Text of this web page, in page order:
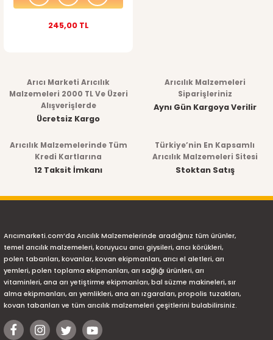
245,00 TL
Arıcı Marketi Arıcılık
Malzemeleri 2000 TL Ve Üzeri
Alışverişlerde
Ücretsiz Kargo
Arıcılık Malzemeleri
Siparişleriniz
Aynı Gün Kargoya Verilir
Arıcılık Malzemelerinde Tüm
Kredi Kartlarına
12 Taksit İmkanı
Türkiye’nin En Kapsamlı
Arıcılık Malzemeleri Sitesi
Stoktan Satış
Arıcımarketi.com’da Arıcılık Malzemelerinde aradığınız tüm ürünler,
temel arıcılık malzemeleri, koruyucu arıcı giysileri, arıcı körükleri,
polen tabanları, kovanlar, kovan ekipmanları, arıcı el aletleri, arı
yemleri, polen toplama ekipmanları, arı sağlığı ürünleri, arı
vitaminleri, ana arı yetiştirme ekipmanları, bal süzme makineleri, sır
alma ekipmanları, arı yemlikleri, ana arı ızgaraları, propolis tuzakları,
kovan tabanları ve tüm arıcılık malzemeleri çeşitlerini bulabilirsiniz.